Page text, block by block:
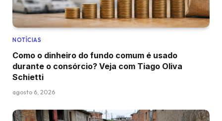
NOTÍCIAS
Como o dinheiro do fundo comum é usado
durante o consórcio? Veja com Tiago Oliva
Schietti
agosto 6, 2026